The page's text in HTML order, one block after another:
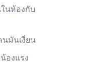
นห้องกับ
มันเงี่ยน
องแรง